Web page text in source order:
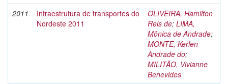
2011
Infraestrutura de transportes do
Nordeste 2011
OLIVEIRA, Hamilton
Reis de; LIMA,
Mônica de Andrade;
MONTE, Kerlen
Andrade do;
MILITÃO, Vivianne
Benevides